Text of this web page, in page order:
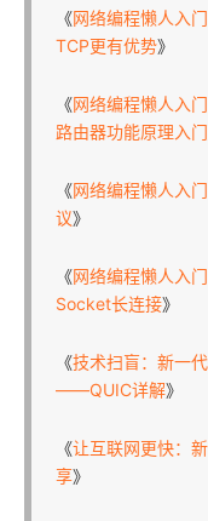
《网络编程懒人入
TCP更有优势》
《网络编程懒人入
路由器功能原理入门
《网络编程懒人入
议》
《网络编程懒人入
Socket长连接》
《技术扫盲：新一
——QUIC详解》
《让互联网更快：
享》